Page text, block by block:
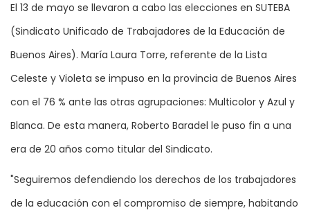
El 13 de mayo se llevaron a cabo las elecciones en SUTEBA
(Sindicato Unificado de Trabajadores de la Educación de
Buenos Aires). María Laura Torre, referente de la Lista
Celeste y Violeta se impuso en la provincia de Buenos Aires
con el 76 % ante las otras agrupaciones: Multicolor y Azul y
Blanca. De esta manera, Roberto Baradel le puso fin a una
era de 20 años como titular del Sindicato.
"Seguiremos defendiendo los derechos de los trabajadores
de la educación con el compromiso de siempre, habitando